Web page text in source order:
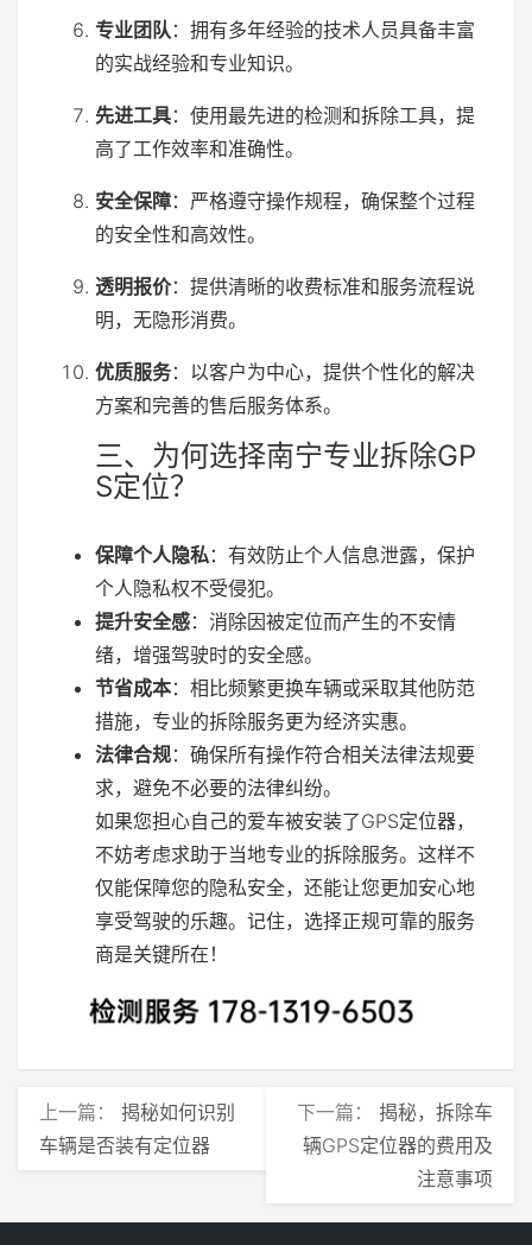
专业团队：拥有多年经验的技术人员具备丰富
的实战经验和专业知识。
先进工具：使用最先进的检测和拆除工具，提
高了工作效率和准确性。
安全保障：严格遵守操作规程，确保整个过程
的安全性和高效性。
透明报价：提供清晰的收费标准和服务流程说
明，无隐形消费。
优质服务：以客户为中心，提供个性化的解决
方案和完善的售后服务体系。
三、为何选择南宁专业拆除GP
S定位？
保障个人隐私：有效防止个人信息泄露，保护
个人隐私权不受侵犯。
提升安全感：消除因被定位而产生的不安情
绪，增强驾驶时的安全感。
节省成本：相比频繁更换车辆或采取其他防范
措施，专业的拆除服务更为经济实惠。
法律合规：确保所有操作符合相关法律法规要
求，避免不必要的法律纠纷。
如果您担心自己的爱车被安装了GPS定位器，
不妨考虑求助于当地专业的拆除服务。这样不
仅能保障您的隐私安全，还能让您更加安心地
享受驾驶的乐趣。记住，选择正规可靠的服务
商是关键所在！
上一篇： 揭秘如何识别
车辆是否装有定位器
下一篇： 揭秘，拆除车
辆GPS定位器的费用及
注意事项